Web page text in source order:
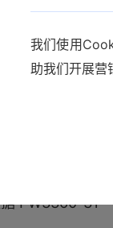
时候 PW3360-
试仪
PW3360-31
我们使用
助我们开展营